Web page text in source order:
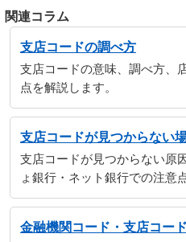
関連コラム
支店コードの調べ方
支店コードの意味、調べ方、
点を解説します。
支店コードが見つからない
支店コードが見つからない原
ょ銀行・ネット銀行での注意
金融機関コード・支店コー